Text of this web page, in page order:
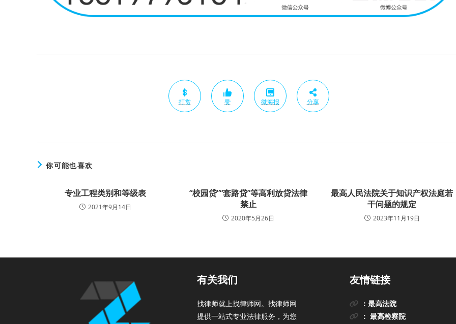
打赏 赞 微海报 分享
你可能也喜欢
专业工程类别和等级表
2021年9月14日
“校园贷”“套路贷”等高利放贷法律
禁止
2020年5月26日
最高人民法院关于知识产权法庭若
干问题的规定
2023年11月19日
有关我们
找律师就上找律师网。找律师网
提供一站式专业法律服务，为您
友情链接
：最高法院
： 最高检察院